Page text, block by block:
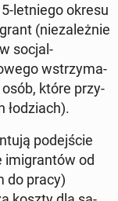
let­nie­go okresu
(nie­za­leż­nie
so­cjal­
wstrzy­ma­
które przy­
ło­dziach).
po­dej­ście
imi­gran­tów od
do pracy)